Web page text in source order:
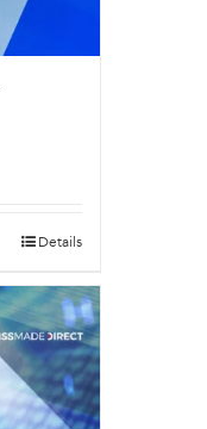
Details